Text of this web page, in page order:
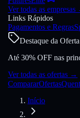
Ver todas as empresas
Links Rápidos
Pagamentos e Regras
Destaque da Oferta
Até 30% OFF nas
Ver todas as ofertas →
CompararOfertas
Início